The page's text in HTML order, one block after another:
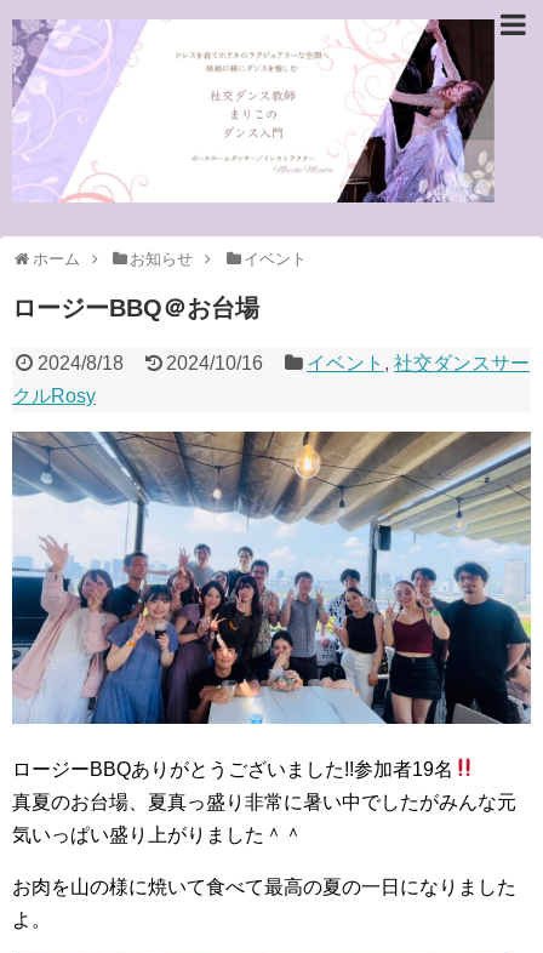
ホーム お知らせ イベント
ロージーBBQ＠お台場
2024/8/18 2024/10/16 イベント ,社交ダンスサー
クルRosy
ロージーBBQありがとうございました!!参加者19名
真夏のお台場、夏真っ盛り非常に暑い中でしたがみんな元
気いっぱい盛り上がりました＾＾
お肉を山の様に焼いて食べて最高の夏の一日になりました
よ。